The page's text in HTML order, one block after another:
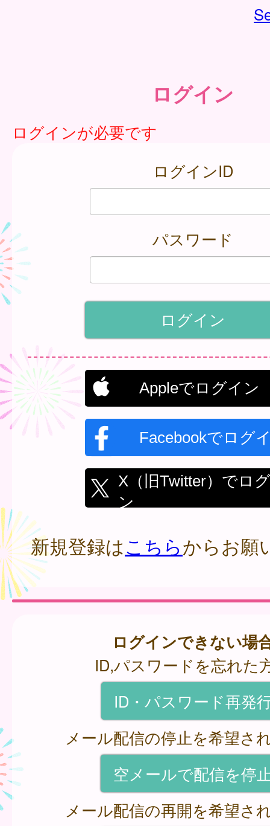
ログイン
ログインが必要です
ログインID
パスワード
Appleでログイン
Facebookでログ
X（旧Twitter）でロ
ン
新規登録はこちらからお願
ログインできない場
ID,パスワードを忘れた
ID・パスワード再発
メール配信の停止を希望さ
空メールで配信を停
メール配信の再開を希望さ